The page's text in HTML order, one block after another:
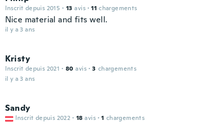
Inscrit depuis 2015 · 13 avis · 11 chargements
Nice material and fits well.
il y a 3 ans
Kristy
Inscrit depuis 2021 · 80 avis · 3 chargements
il y a 3 ans
Sandy
Inscrit depuis 2022 · 18 avis · 1 chargements